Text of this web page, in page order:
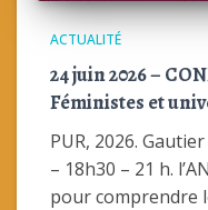
ACTUALITÉ
24 juin 2026 –
Féministes et
PUR, 2026.
– 18h30 – 21 h.
pour comprendre